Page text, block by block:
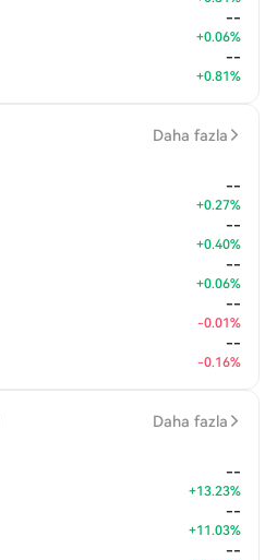
--
+0.06%
--
+0.81%
Daha fazla
--
+0.27%
--
+0.40%
--
+0.06%
--
-0.01%
--
-0.16%
Daha fazla
--
+13.23%
--
+11.03%
--